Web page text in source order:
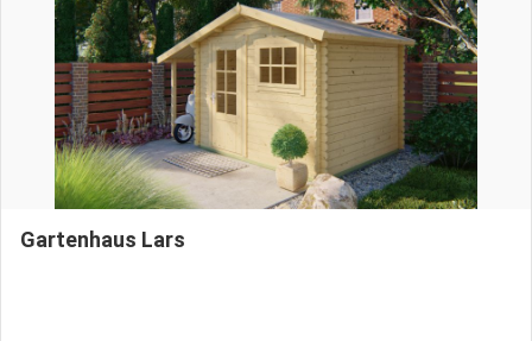
Gartenhaus Lars